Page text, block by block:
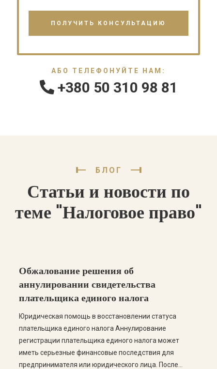
АБО ТЕЛЕФОНУЙТЕ НАМ:
+380 50 310 98 81
БЛОГ
Статьи и новости по
теме "Налоговое право"
Обжалование решения об
аннулировании свидетельства
плательщика единого налога
Юридическая помощь в восстановлении статуса
плательщика единого налога Аннулирование
регистрации плательщика единого налога может
иметь серьезные финансовые последствия для
предпринимателя или юридического лица. После